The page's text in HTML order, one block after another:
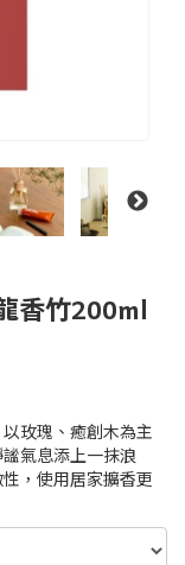
香竹200ml
玫瑰、癒創木為主
氣息添上一抹浪
，使用居家擴香更